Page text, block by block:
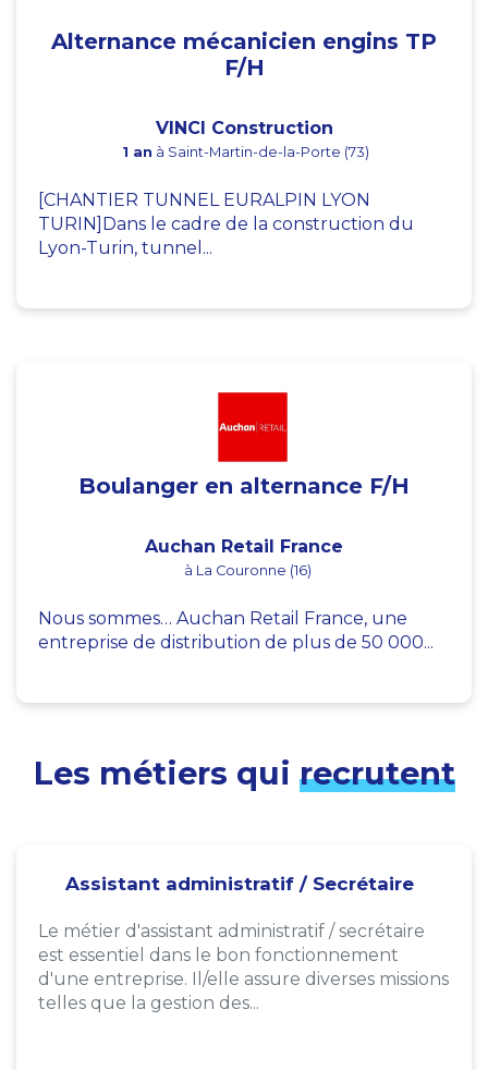
Alternance mécanicien engins TP
F/H
VINCI Construction
1 an à Saint-Martin-de-la-Porte (73)
[CHANTIER TUNNEL EURALPIN LYON
TURIN]Dans le cadre de la construction du
Lyon-Turin, tunnel...
Boulanger en alternance F/H
Auchan Retail France
à La Couronne (16)
Nous sommes… Auchan Retail France, une
entreprise de distribution de plus de 50 000...
Les métiers qui recrutent
Assistant administratif / Secrétaire
Le métier d'assistant administratif / secrétaire
est essentiel dans le bon fonctionnement
d'une entreprise. Il/elle assure diverses missions
telles que la gestion des...